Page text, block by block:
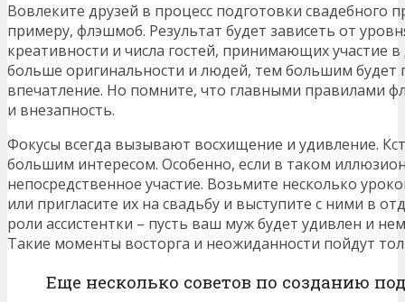
Вовлеките друзей в процесс подготовки свадебного
примеру, флэшмоб. Результат будет зависеть от
креативности и числа гостей, принимающих участие
больше оригинальности и людей, тем большим будет
впечатление. Но помните, что главными правилами
и внезапность.
Фокусы всегда вызывают восхищение и удивление.
большим интересом. Особенно, если в таком
непосредственное участие. Возьмите несколько
или пригласите их на свадьбу и выступите с ними в
роли ассистентки – пусть ваш муж будет удивлен и
Такие моменты восторга и неожиданности пойдут
Еще несколько советов по созданию